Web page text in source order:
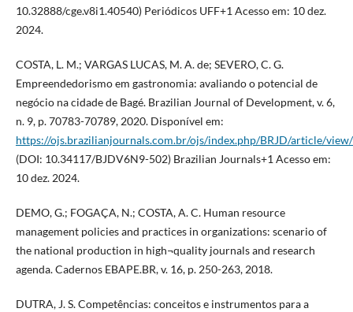
10.32888/cge.v8i1.40540) Periódicos UFF+1 Acesso em: 10 dez.
2024.
COSTA, L. M.; VARGAS LUCAS, M. A. de; SEVERO, C. G.
Empreendedorismo em gastronomia: avaliando o potencial de
negócio na cidade de Bagé. Brazilian Journal of Development, v. 6,
n. 9, p. 70783-70789, 2020. Disponível em:
https://ojs.brazilianjournals.com.br/ojs/index.php/BRJD/article/
(DOI: 10.34117/BJDV6N9-502) Brazilian Journals+1 Acesso em:
10 dez. 2024.
DEMO, G.; FOGAÇA, N.; COSTA, A. C. Human resource
management policies and practices in organizations: scenario of
the national production in high¬quality journals and research
agenda. Cadernos EBAPE.BR, v. 16, p. 250-263, 2018.
DUTRA, J. S. Competências: conceitos e instrumentos para a